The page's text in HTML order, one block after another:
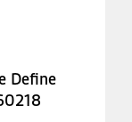
Define